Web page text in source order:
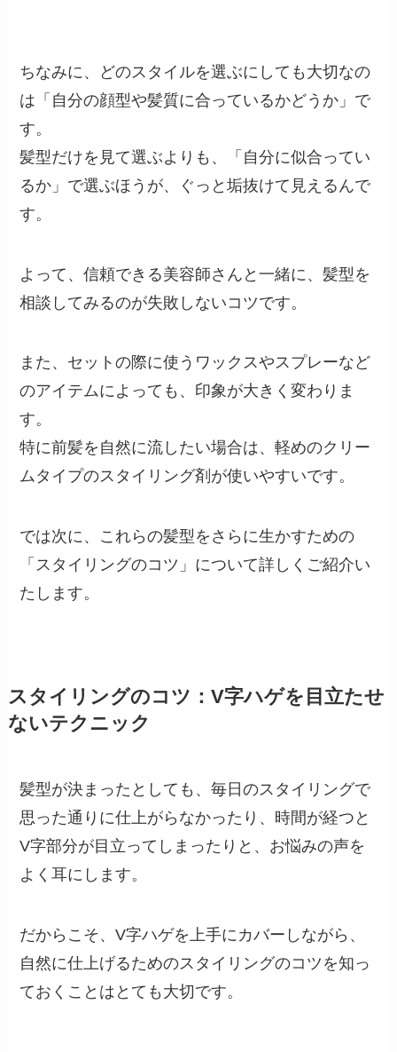
ちなみに、どのスタイルを選ぶにしても大切なの
は「自分の顔型や髪質に合っているかどうか」で
す。
髪型だけを見て選ぶよりも、「自分に似合ってい
るか」で選ぶほうが、ぐっと垢抜けて見えるんで
す。
よって、信頼できる美容師さんと一緒に、髪型を
相談してみるのが失敗しないコツです。
また、セットの際に使うワックスやスプレーなど
のアイテムによっても、印象が大きく変わりま
す。
特に前髪を自然に流したい場合は、軽めのクリー
ムタイプのスタイリング剤が使いやすいです。
では次に、これらの髪型をさらに生かすための
「スタイリングのコツ」について詳しくご紹介い
たします。
スタイリングのコツ：V字ハゲを目立たせ
ないテクニック
髪型が決まったとしても、毎日のスタイリングで
思った通りに仕上がらなかったり、時間が経つと
V字部分が目立ってしまったりと、お悩みの声を
よく耳にします。
だからこそ、V字ハゲを上手にカバーしながら、
自然に仕上げるためのスタイリングのコツを知っ
ておくことはとても大切です。